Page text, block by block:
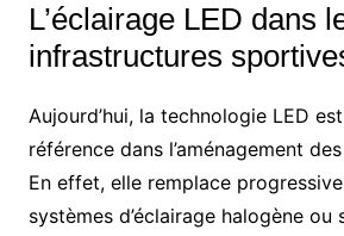
L’éclairage LED dans
infrastructures
Aujourd’hui, la technologie LED
référence dans l’aménagement
En effet, elle remplace
systèmes d’éclairage halogène ou